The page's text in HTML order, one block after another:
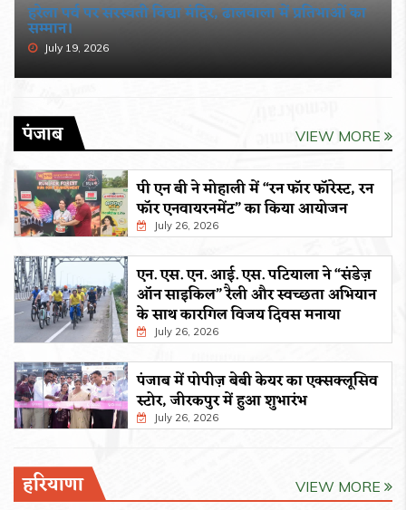
हरेला पर्व पर सरस्वती विद्या मंदिर, ढालवाला में प्रतिभाओं का
सम्मान।
July 19, 2026
पंजाब VIEW MORE
पी एन बी ने मोहाली में “रन फॉर फॉरेस्ट, रन
फॉर एनवायरनमेंट” का किया आयोजन
July 26, 2026
एन. एस. एन. आई. एस. पटियाला ने “संडेज़
ऑन साइकिल” रैली और स्वच्छता अभियान
के साथ कारगिल विजय दिवस मनाया
July 26, 2026
पंजाब में पोपीज़ बेबी केयर का एक्सक्लूसिव
स्टोर, जीरकपुर में हुआ शुभारंभ
July 26, 2026
हरियाणा VIEW MORE